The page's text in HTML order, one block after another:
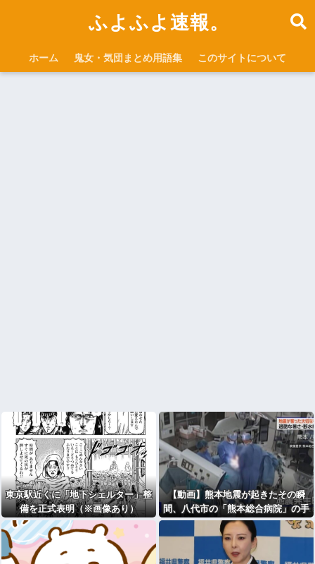
ふよふよ速報。
ホーム 鬼女・気団まとめ用語集 このサイトについて
東京駅近くに「地下シェルター」整
備を正式表明（※画像あり）
【動画】熊本地震が起きたその瞬
間、八代市の「熊本総合病院」の手
術室の様子…